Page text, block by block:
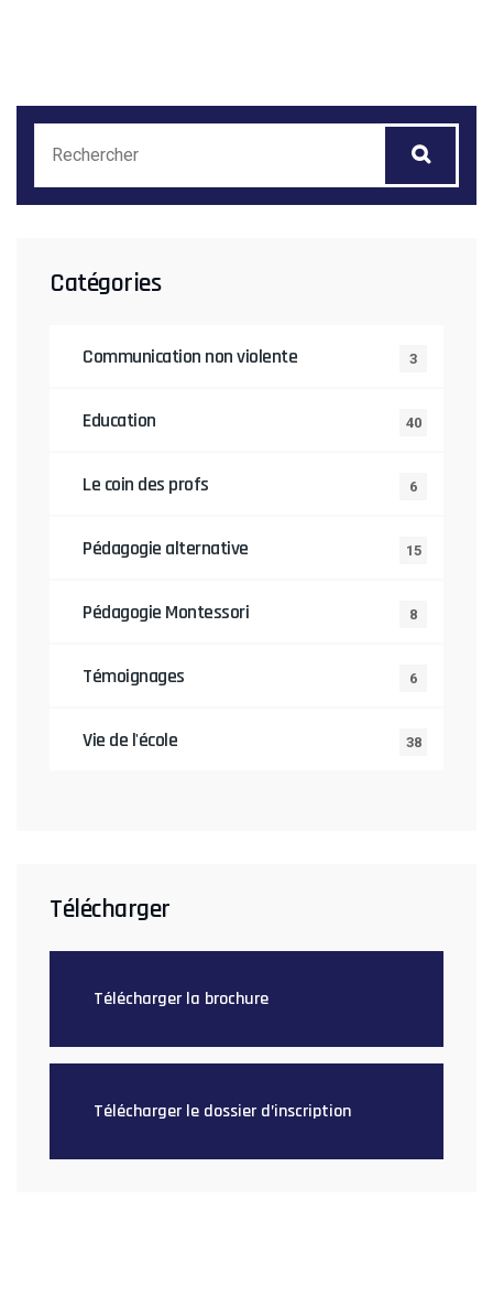
Catégories
Communication non violente 3
Education 40
Le coin des profs 6
Pédagogie alternative 15
Pédagogie Montessori 8
Témoignages 6
Vie de l'école 38
Télécharger
Télécharger la brochure
Télécharger le dossier d’inscription